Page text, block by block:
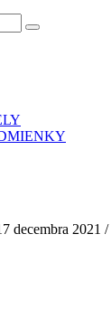
decembra 2021 /